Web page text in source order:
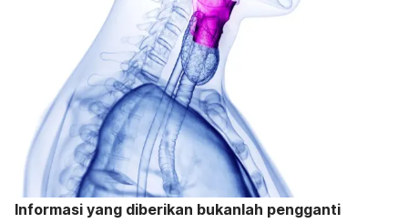
Informasi yang diberikan bukanlah pengganti